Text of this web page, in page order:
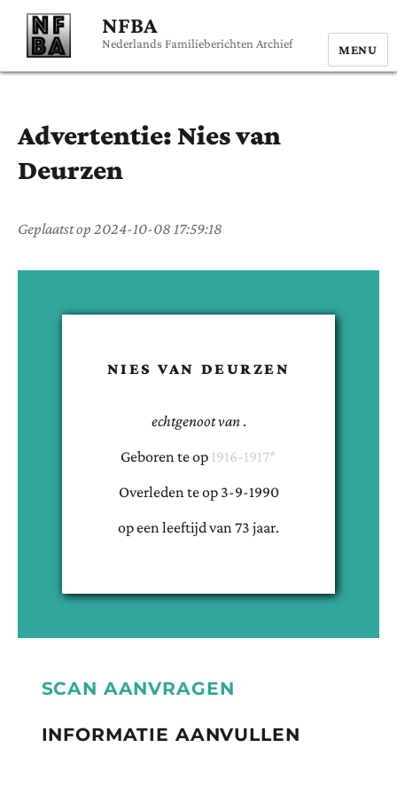
NFBA
Nederlands Familieberichten Archief MENU
Advertentie: Niesvan
Deurzen
Geplaatst op 2024-10-08 17:59:18
NIES VAN DEURZEN
echtgenoot van .
Geboren teop 1916-1917*
Overleden teop 3-9-1990
op een leeftijd van 73 jaar.
SCAN AANVRAGEN
INFORMATIE AANVULLEN